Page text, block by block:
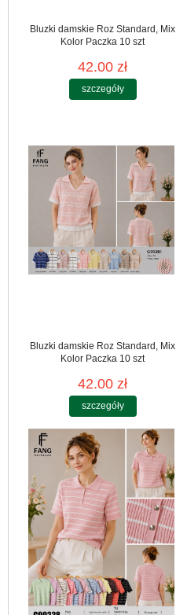
Bluzki damskie Roz Standard, Mix
Kolor Paczka 10 szt
42.00 zł
szczegóły
Bluzki damskie Roz Standard, Mix
Kolor Paczka 10 szt
42.00 zł
szczegóły